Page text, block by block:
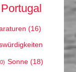
Portugal
(16)
Sonne (18)